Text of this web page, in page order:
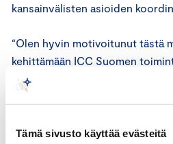
Tämä sivusto käyttää evästeitä
kansainvälisten asioiden
“Olen hyvin motivoitunut tästä
kehittämään ICC Suomen
osin kauppakamarien
yhdessä 19 kauppakamarin
kansainvälistymispalveluita ja